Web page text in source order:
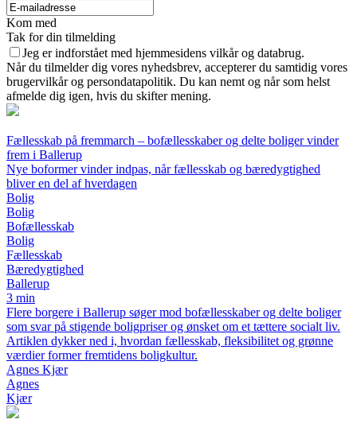
Kom med
Tak for din tilmelding
Jeg er indforstået med hjemmesidens vilkår og databrug.
Når du tilmelder dig vores nyhedsbrev, accepterer du samtidig vores
brugervilkår og persondatapolitik. Du kan nemt og når som helst
afmelde dig igen, hvis du skifter mening.
Fællesskab på fremmarch – bofællesskaber og delte boliger vinder
frem i Ballerup
Nye boformer vinder indpas, når fællesskab og bæredygtighed
bliver en del af hverdagen
Bolig
Bolig
Bofællesskab
Bolig
Fællesskab
Bæredygtighed
Ballerup
3 min
Flere borgere i Ballerup søger mod bofællesskaber og delte boliger
som svar på stigende boligpriser og ønsket om et tættere socialt liv.
Artiklen dykker ned i, hvordan fællesskab, fleksibilitet og grønne
værdier former fremtidens boligkultur.
Agnes Kjær
Agnes
Kjær